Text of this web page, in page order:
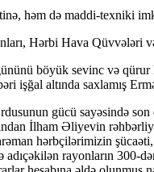
həm də maddi-texniki
Hərbi Hava
böyük sevinc və
işğal altında saxlamış
gücü sayəsində son
İlham Əliyevin
hərbçilərimizin
adıçəkilən rayonların